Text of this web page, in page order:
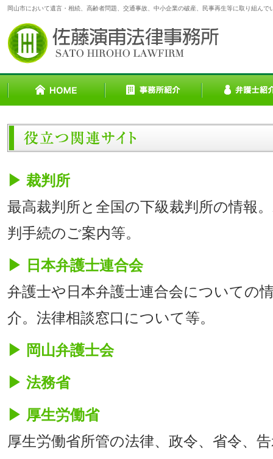
岡山市において遺言・相続、高齢者問題、交通事故、中小企業の破産、民事再生等に取り組んで
▶ 裁判所
最高裁判所と全国の下級裁判所の情報
判手続のご案内等。
▶ 日本弁護士連合会
弁護士や日本弁護士連合会についての
介。法律相談窓口について等。
▶ 岡山弁護士会
▶ 法務省
▶ 厚生労働省
厚生労働省所管の法律、政令、省令、